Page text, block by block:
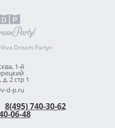
Dream Party»
1-й
2 стр 1
d-p.ru
8(495) 740-30-62
06-48